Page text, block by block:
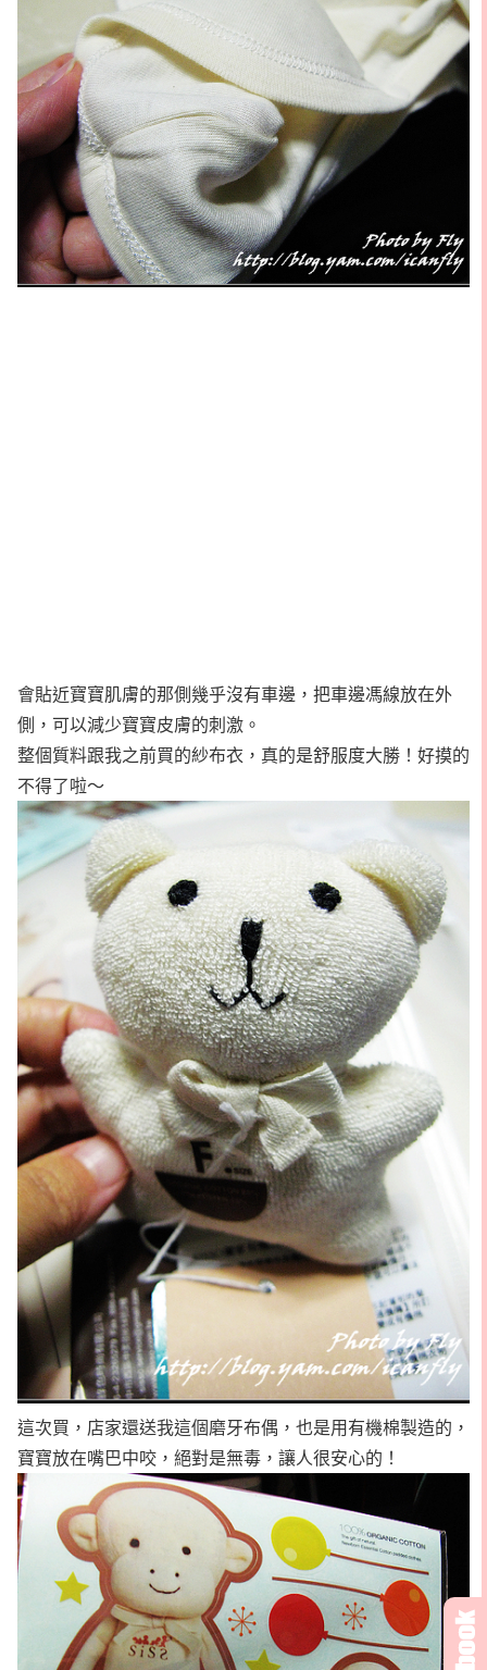
會貼近寶寶肌膚的那側幾乎沒有車邊，把車邊馮線放在外
側，可以減少寶寶皮膚的刺激。
整個質料跟我之前買的紗布衣，真的是舒服度大勝！好摸的
不得了啦～
這次買，店家還送我這個磨牙布偶，也是用有機棉製造的，
寶寶放在嘴巴中咬，絕對是無毒，讓人很安心的！